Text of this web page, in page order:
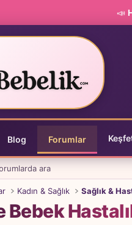
📣
Blog Forumlar
ara
Kadın & Sağlık Sağlık &
Bebek